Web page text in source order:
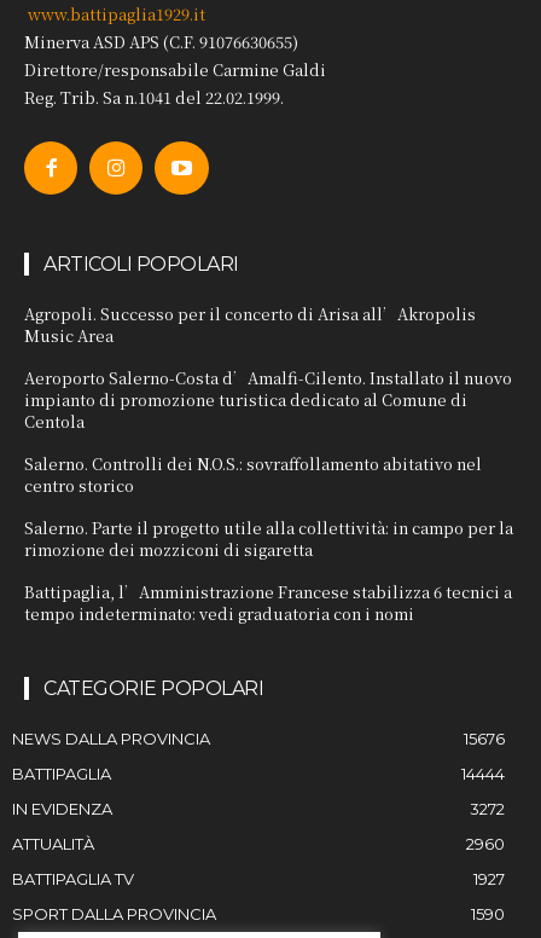
www.battipaglia1929.it
Minerva ASD APS (C.F. 91076630655)
Direttore/responsabile Carmine Galdi
Reg. Trib. Sa n.1041 del 22.02.1999.
ARTICOLI POPOLARI
Agropoli. Successo per il concerto di Arisa all’Akropolis
Music Area
Aeroporto Salerno-Costa d’Amalfi-Cilento. Installato il nuovo
impianto di promozione turistica dedicato al Comune di
Centola
Salerno. Controlli dei N.O.S.: sovraffollamento abitativo nel
centro storico
Salerno. Parte il progetto utile alla collettività: in campo per la
rimozione dei mozziconi di sigaretta
Battipaglia, l’Amministrazione Francese stabilizza 6 tecnici a
tempo indeterminato: vedi graduatoria con i nomi
CATEGORIE POPOLARI
NEWS DALLA PROVINCIA
15676
BATTIPAGLIA
14444
IN EVIDENZA
3272
ATTUALITÀ
2960
BATTIPAGLIA TV
1927
SPORT DALLA PROVINCIA
1590